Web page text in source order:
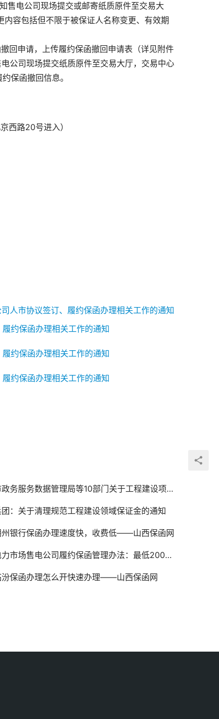
售电公司现场提交或邮寄纸质原件至交易大
容包括但不限于被保证人名称变更、有效期
回申请，上传履约保函撤回申请表（详见附件
公司现场提交纸质原件至交易大厅，交易中心
保函撤回信息。
西路20号进入）
服务数据管理局等10部门关于工程建设项目投标保函有关事项的通知
：关于清理规范工程建设领域保证金的通知
州银行保函办理速度快，收费低——山西保函网
场售电公司履约保函管理办法：最低200万最高不超过2000万
汾保函办理怎么开快速办理——山西保函网